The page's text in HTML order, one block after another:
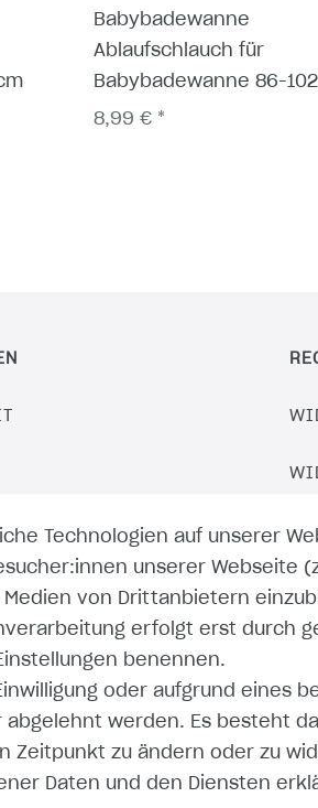
Babybadewanne
Ablaufschlauch für
Babybadewanne 86-
8,99 € *
AGB
Technologien auf unserer
unserer Webseite
von Drittanbietern
erfolgt erst durch
benennen.
oder aufgrund eines
werden. Es besteht
Zeitpunkt zu ändern oder zu
Daten und den Diensten